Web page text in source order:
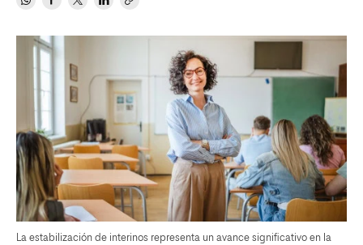
La estabilización de interinos representa un avance significativo en la